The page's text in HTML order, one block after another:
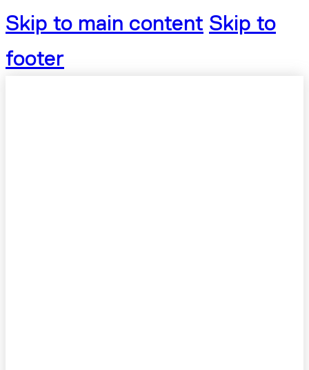
Skip to main content Skip to
footer